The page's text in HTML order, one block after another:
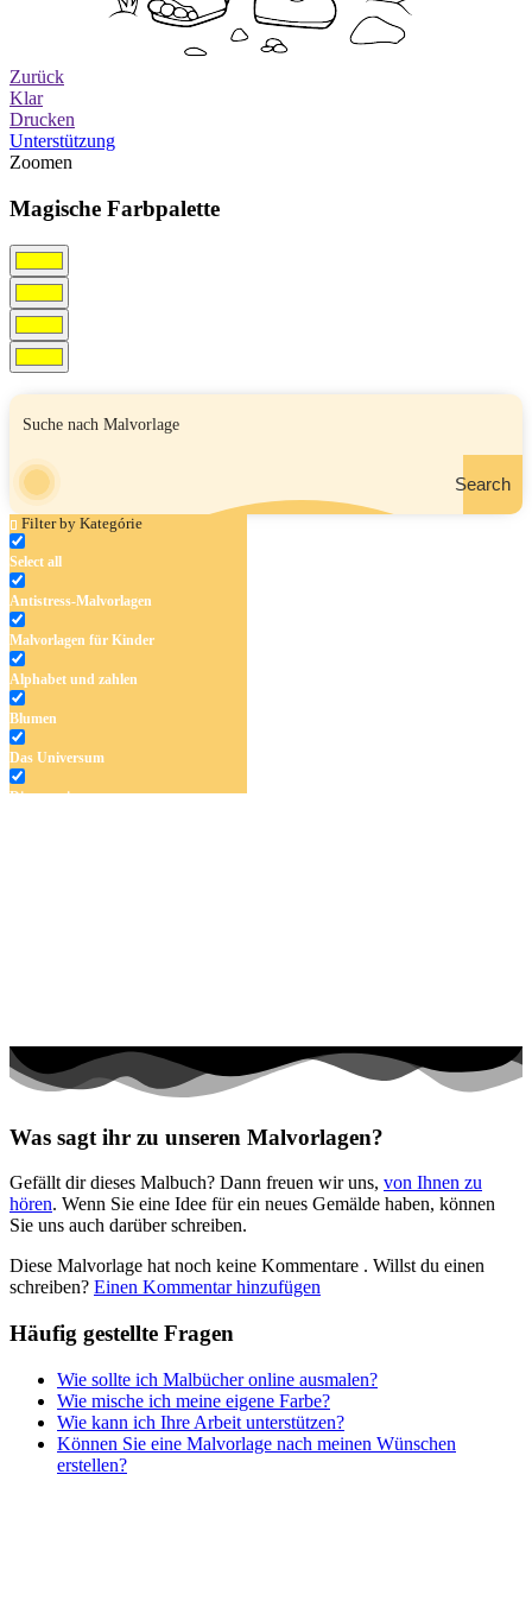
Zurück
Klar
Drucken
Unterstützung
Zoomen
Magische Farbpalette
Search
Filter by Kategórie
Select all
Antistress-Malvorlagen
Malvorlagen für Kinder
Alphabet und zahlen
Blumen
Das Universum
Dinosaurier
Musik und Musikinstrumente
Sommer und Feiertage
Sport
Teddys und Pferde
Tiere und Natur
Valentinstag und Liebe
Winter und Weihnachten
Nezaradené
Unkategorisiert
Was sagt ihr zu unseren Malvorlagen?
Gefällt dir dieses Malbuch? Dann freuen wir uns, von Ihnen zu
hören. Wenn Sie eine Idee für ein neues Gemälde haben, können
Sie uns auch darüber schreiben.
Diese Malvorlage hat noch keine Kommentare . Willst du einen
schreiben? Einen Kommentar hinzufügen
Häufig gestellte Fragen
Wie sollte ich Malbücher online ausmalen?
Wie mische ich meine eigene Farbe?
Wie kann ich Ihre Arbeit unterstützen?
Können Sie eine Malvorlage nach meinen Wünschen
erstellen?